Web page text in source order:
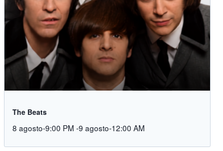
The Beats
8 agosto-9:00 PM -9 agosto-12:00 AM